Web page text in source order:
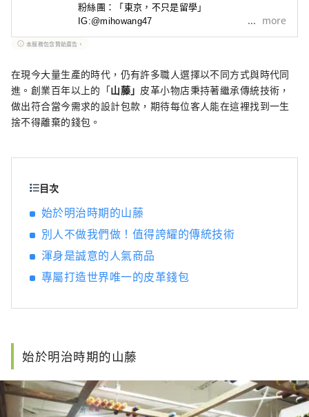
粉絲團：「東京，不只是留學」
IG:@mihowang47
more
本服務包含贊助廣告。
在現今大量生產的時代，仍有許多職人選擇以不同方式與時代同
進。創業百年以上的「山藤」 皮革小物店秉持著繼承傳統技術，
做出符合當今需求的設計包款，期待每位客人能在這裡找到一生
捨不得離棄的錢包。
目次
始於明治時期的山藤
別人不做我們做！值得誇耀的傳統技術
渾身是誠意的人氣商品
專屬打造世界唯一的皮革錢包
始於明治時期的山藤